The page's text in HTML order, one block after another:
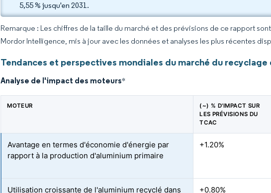
5,55 % jusqu'en 2031.
Remarque : Les chiffres de la taille du marché et des prévisions de ce rapport
Mordor Intelligence, mis à jour avec les données et analyses les plus récentes
Tendances et perspectives mondiales du marché du recyclage
Analyse de l'impact des moteurs*
MOTEUR
(~) % D'IMPACT SUR
LES PRÉVISIONS DU
TCAC
Avantage en termes d'économie d'énergie par
rapport à la production d'aluminium primaire
+1.20%
Utilisation croissante de l'aluminium recyclé dans
+0.80%